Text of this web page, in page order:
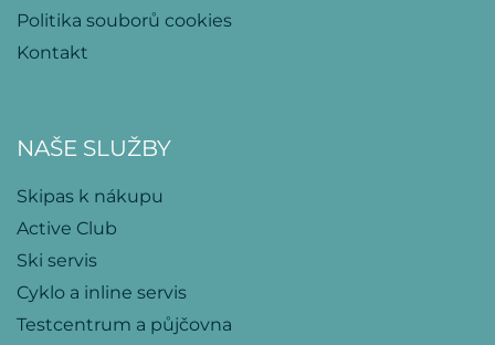
Politika souborů cookies
Kontakt
NAŠE SLUŽBY
Skipas k nákupu
Active Club
Ski servis
Cyklo a inline servis
Testcentrum a půjčovna